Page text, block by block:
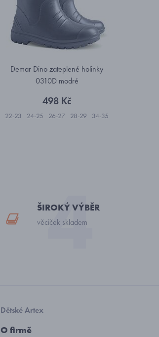
Demar Dino zateplené holinky
0310D modré
498 Kč
22-23 24-25 26-27 28-29 34-35
ŠIROKÝ VÝBĚR
věciček skladem
Dětské Artex
O firmě